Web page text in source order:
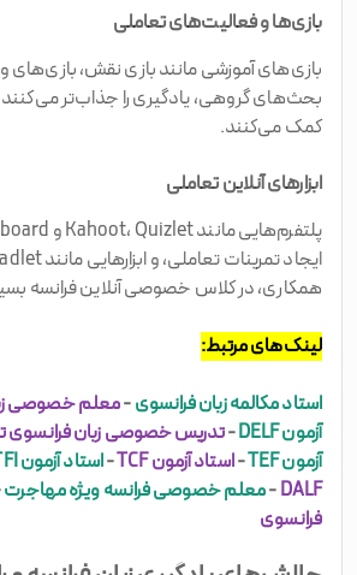
بازی‌ها و فعالیت‌های تعاملی
بازی‌های آموزشی مانند بازی نقش، بازی‌های
بحث‌های گروهی، یادگیری را جذاب‌تر می‌کنند و
کمک می‌کنند.
ابزارهای آنلاین تعاملی
همکاری، در کلاس خصوصی آنلاین فرانسه
لینک‌های مرتبط:
استاد مکالمه زبان فرانسوی-معلم خصوصی
آزمون DELF
-تدریس خصوصی زبان فرانسوی
آزمون TEF
-استاد آزمون TCF -استاد آزمون TFI
DALF
-معلم خصوصی فرانسه ویژه مهاجرت
فرانسوی